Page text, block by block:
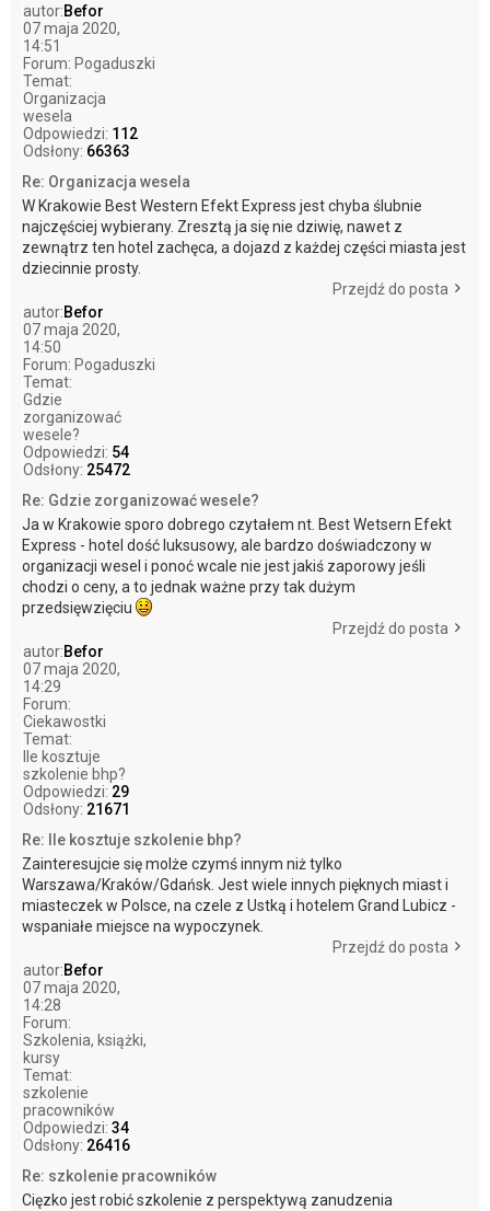
autor:Befor
07 maja 2020,
14:51
Forum: Pogaduszki
Temat:
Organizacja
wesela
Odpowiedzi: 112
Odsłony: 66363
Re: Organizacja wesela
W Krakowie Best Western Efekt Express jest chyba ślubnie
najczęściej wybierany. Zresztą ja się nie dziwię, nawet z
zewnątrz ten hotel zachęca, a dojazd z każdej części miasta jest
dziecinnie prosty.
Przejdź do posta
autor:Befor
07 maja 2020,
14:50
Forum: Pogaduszki
Temat:
Gdzie
zorganizować
wesele?
Odpowiedzi: 54
Odsłony: 25472
Re: Gdzie zorganizować wesele?
Ja w Krakowie sporo dobrego czytałem nt. Best Wetsern Efekt
Express - hotel dość luksusowy, ale bardzo doświadczony w
organizacji wesel i ponoć wcale nie jest jakiś zaporowy jeśli
chodzi o ceny, a to jednak ważne przy tak dużym
przedsięwzięciu
Przejdź do posta
autor:Befor
07 maja 2020,
14:29
Forum:
Ciekawostki
Temat:
Ile kosztuje
szkolenie bhp?
Odpowiedzi: 29
Odsłony: 21671
Re: Ile kosztuje szkolenie bhp?
Zainteresujcie się molże czymś innym niż tylko
Warszawa/Kraków/Gdańsk. Jest wiele innych pięknych miast i
miasteczek w Polsce, na czele z Ustką i hotelem Grand Lubicz -
wspaniałe miejsce na wypoczynek.
Przejdź do posta
autor:Befor
07 maja 2020,
14:28
Forum:
Szkolenia, książki,
kursy
Temat:
szkolenie
pracowników
Odpowiedzi: 34
Odsłony: 26416
Re: szkolenie pracowników
Cięzko jest robić szkolenie z perspektywą zanudzenia